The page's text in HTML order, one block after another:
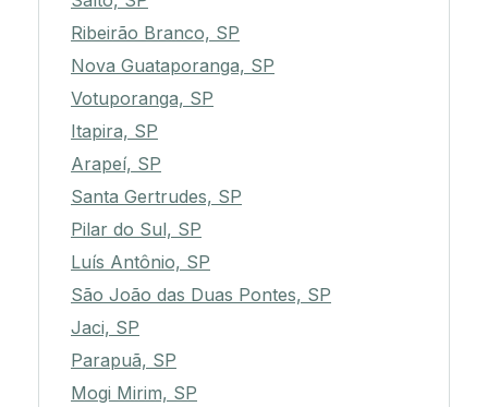
Ribeirão Branco, SP
Nova Guataporanga, SP
Votuporanga, SP
Itapira, SP
Arapeí, SP
Santa Gertrudes, SP
Pilar do Sul, SP
Luís Antônio, SP
São João das Duas Pontes, SP
Jaci, SP
Parapuã, SP
Mogi Mirim, SP